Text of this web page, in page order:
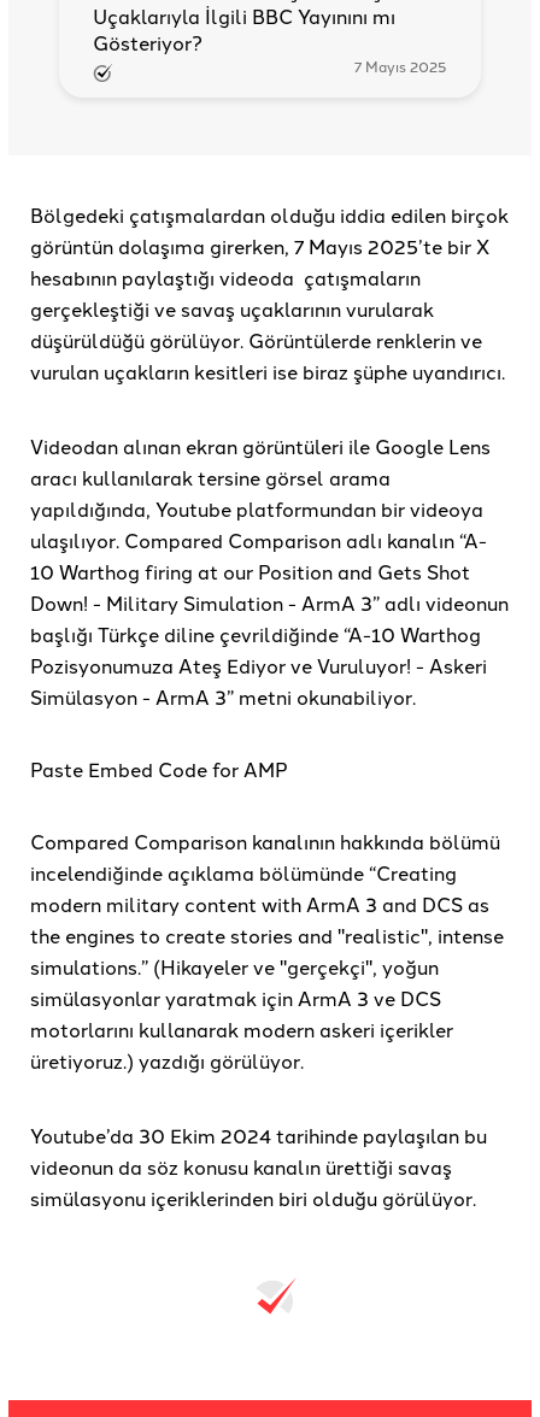
Uçaklarıyla İlgili BBC Yayınını mı
Gösteriyor?
7 Mayıs 2025
Bölgedeki çatışmalardan olduğu iddia edilen birçok
görüntün dolaşıma girerken, 7 Mayıs 2025’te bir X
hesabının paylaştığı videoda çatışmaların
gerçekleştiği ve savaş uçaklarının vurularak
düşürüldüğü görülüyor. Görüntülerde renklerin ve
vurulan uçakların kesitleri ise biraz şüphe uyandırıcı.
Videodan alınan ekran görüntüleri ile Google Lens
aracı kullanılarak tersine görsel arama
yapıldığında, Youtube platformundan bir videoya
ulaşılıyor. Compared Comparison adlı kanalın “A-
10 Warthog firing at our Position and Gets Shot
Down! - Military Simulation - ArmA 3” adlı videonun
başlığı Türkçe diline çevrildiğinde “A-10 Warthog
Pozisyonumuza Ateş Ediyor ve Vuruluyor! - Askeri
Simülasyon - ArmA 3” metni okunabiliyor.
Paste Embed Code for AMP
Compared Comparison kanalının hakkında bölümü
incelendiğinde açıklama bölümünde “Creating
modern military content with ArmA 3 and DCS as
the engines to create stories and "realistic", intense
simulations.” (Hikayeler ve "gerçekçi", yoğun
simülasyonlar yaratmak için ArmA 3 ve DCS
motorlarını kullanarak modern askeri içerikler
üretiyoruz.) yazdığı görülüyor.
Youtube’da 30 Ekim 2024 tarihinde paylaşılan bu
videonun da söz konusu kanalın ürettiği savaş
simülasyonu içeriklerinden biri olduğu görülüyor.